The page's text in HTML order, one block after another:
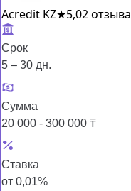
Acredit KZ★5,02 отзыва
Срок
5 – 30 дн.
Сумма
20 000 - 300 000 ₸
Ставка
от 0,01%